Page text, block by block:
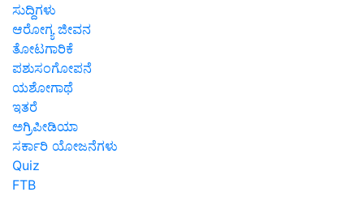
ಸುದ್ದಿಗಳು
ಆರೋಗ್ಯ ಜೀವನ
ತೋಟಗಾರಿಕೆ
ಪಶುಸಂಗೋಪನೆ
ಯಶೋಗಾಥೆ
ಇತರೆ
ಅಗ್ರಿಪೀಡಿಯಾ
ಸರ್ಕಾರಿ ಯೋಜನೆಗಳು
Quiz
FTB